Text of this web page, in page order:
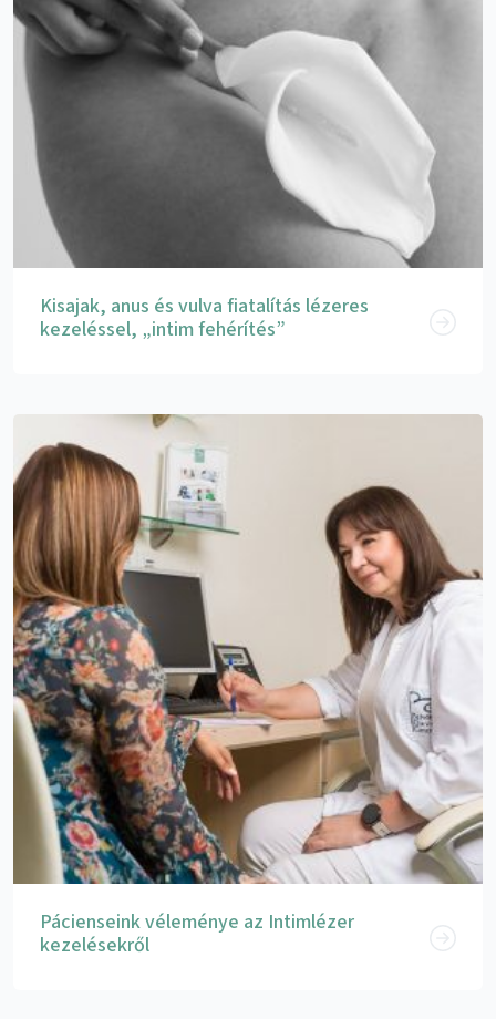
Kisajak, anus és vulva fiatalítás lézeres
kezeléssel, „intim fehérítés”
Pácienseink véleménye az Intimlézer
kezelésekről